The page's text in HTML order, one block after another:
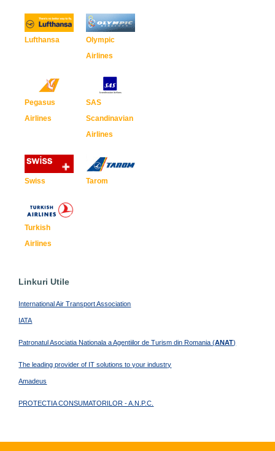
Lufthansa
Olympic
Airlines
Pegasus
Airlines
SAS
Scandinavian
Airlines
Swiss Tarom
Turkish
Airlines
Linkuri Utile
International Air Transport Association
IATA
Patronatul Asociatia Nationala a Agentiilor de Turism din Romania (ANAT)
The leading provider of IT solutions to your industry
Amadeus
PROTECTIA CONSUMATORILOR - A.N.P.C.